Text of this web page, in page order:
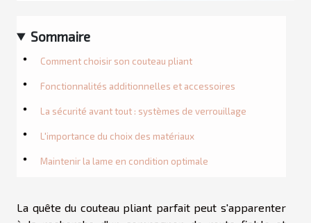
Sommaire
Comment choisir son couteau pliant
Fonctionnalités additionnelles et accessoires
La sécurité avant tout : systèmes de verrouillage
L'importance du choix des matériaux
Maintenir la lame en condition optimale
La quête du couteau pliant parfait peut s'apparenter